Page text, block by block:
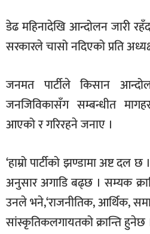
डेढ महिनादेखि आन्दोलन जारी
सरकारले चासो नदिएको प्रति
जनमत पार्टीले किसान
जनजिविकासँग सम्बन्धीत
आएको र गरिरहने जनाए ।
‘हाम्रो पार्टीको झण्डामा अष्ट दल
अनुसार अगाडि बढ्छ । सम्यक
उनले भने,‘राजनीतिक, आर्थिक,
सांस्कृतिकलगायतको क्रान्ति हुनेछ